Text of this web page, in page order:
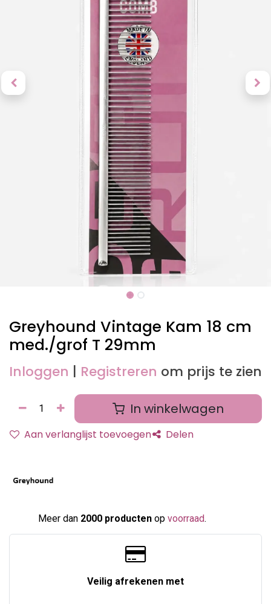
Greyhound Vintage Kam 18 cm
med./grof T 29mm
Inloggen | Registreren om prijs te zien
In winkelwagen
Aan verlanglijst toevoegen Delen
Meer dan 2000 producten op voorraad.​
Veilig afrekenen met